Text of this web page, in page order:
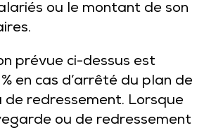
ou le montant de son
prévue ci-dessus est
en cas d’arrêté du plan de
redressement. Lorsque
ou de redressement